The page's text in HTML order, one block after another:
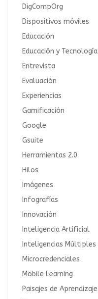
DigCompOrg
Dispositivos móviles
Educación
Educación y Tecnología
Entrevista
Evaluación
Experiencias
Gamificación
Google
Gsuite
Herramientas 2.0
Hilos
Imágenes
Infografías
Innovación
Inteligencia Artificial
Inteligencias Múltiples
Microcredenciales
Mobile Learning
Paisajes de Aprendizaje